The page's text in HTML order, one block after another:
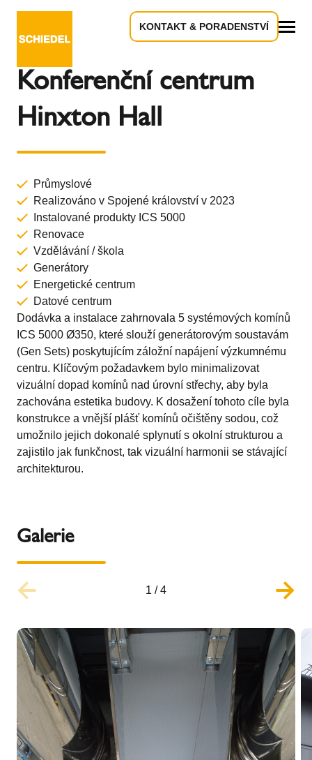
KONTAKT & PORADENSTVÍ
Konferenční centrum
Hinxton Hall
Průmyslové
Realizováno v Spojené království v 2023
Instalované produkty ICS 5000
Renovace
Vzdělávání / škola
Generátory
Energetické centrum
Datové centrum
Dodávka a instalace zahrnovala 5 systémových komínů
ICS 5000 Ø350, které slouží generátorovým soustavám
(Gen Sets) poskytujícím záložní napájení výzkumnému
centru. Klíčovým požadavkem bylo minimalizovat
vizuální dopad komínů nad úrovní střechy, aby byla
zachována estetika budovy. K dosažení tohoto cíle byla
konstrukce a vnější plášť komínů očištěny sodou, což
umožnilo jejich dokonalé splynutí s okolní strukturou a
zajistilo jak funkčnost, tak vizuální harmonii se stávající
architekturou.
Galerie
1 /4